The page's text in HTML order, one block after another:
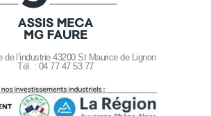
de l’industrie 43200 St Maurice de Lignon
Tél. : 04 77 47 53 77